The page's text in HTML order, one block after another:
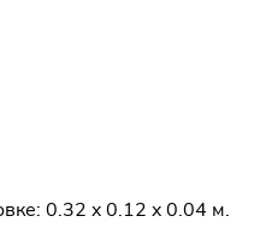
0.32 x 0.12 x 0.04 м.